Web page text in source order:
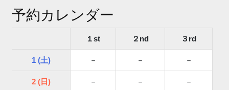
予約カレンダー
１st ２nd ３rd
1 (土) － － －
2 (日) － － －